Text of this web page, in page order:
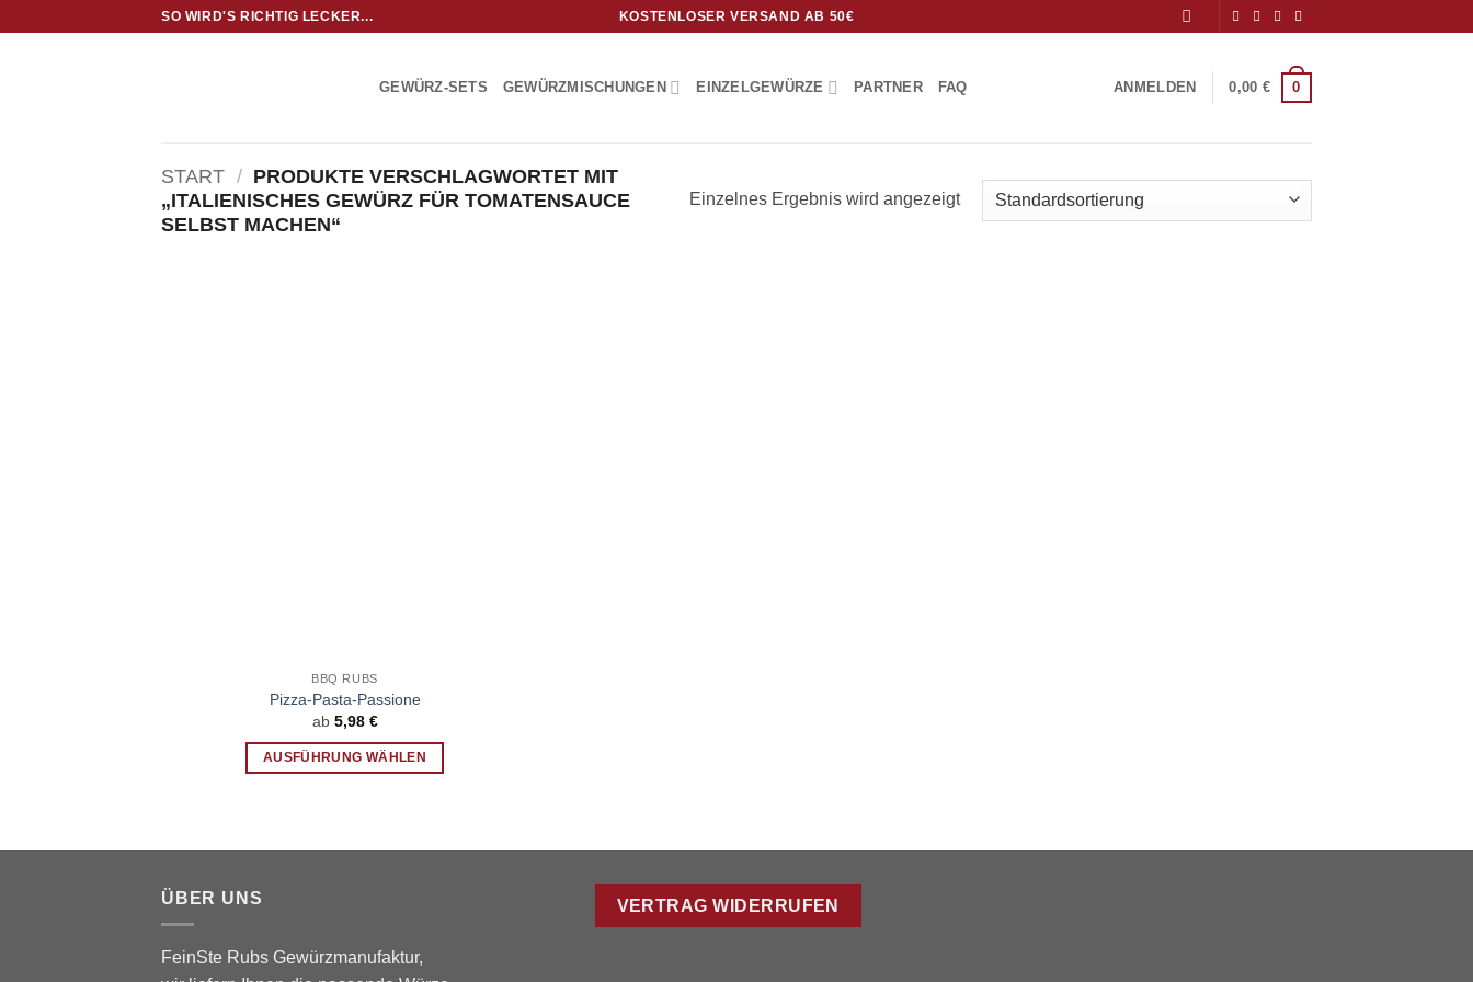
SO WIRD'S RICHTIG LECKER... KOSTENLOSER VERSAND AB 50€
GEWÜRZ-SETS GEWÜRZMISCHUNGEN EINZELGEWÜRZE PARTNER FAQ ANMELDEN 0,00 € 0
START / PRODUKTE VERSCHLAGWORTET MIT
„ITALIENISCHES GEWÜRZ FÜR TOMATENSAUCE
SELBST MACHEN“
Einzelnes Ergebnis wird angezeigt
BBQ RUBS
Pizza-Pasta-Passione
ab 5,98 €
AUSFÜHRUNG WÄHLEN
Optionen
ÜBER UNS
FeinSte Rubs Gewürzmanufaktur,
VERTRAG WIDERRUFEN